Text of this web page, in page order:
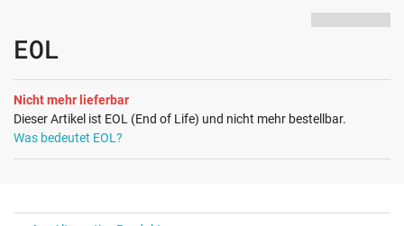
EOL
Nicht mehr lieferbar
Dieser Artikel ist EOL (End of Life) und nicht mehr bestellbar.
Was bedeutet EOL?